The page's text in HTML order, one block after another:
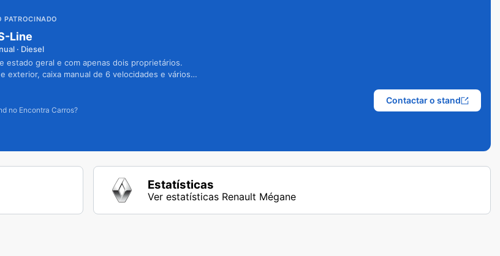
PATROCINADO
Line
· Diesel
estado geral e com apenas dois proprietários.
exterior, caixa manual de 6 velocidades e vários
no Encontra Carros?
Contactar o stand
Estatísticas
Ver estatísticas Renault Mégane